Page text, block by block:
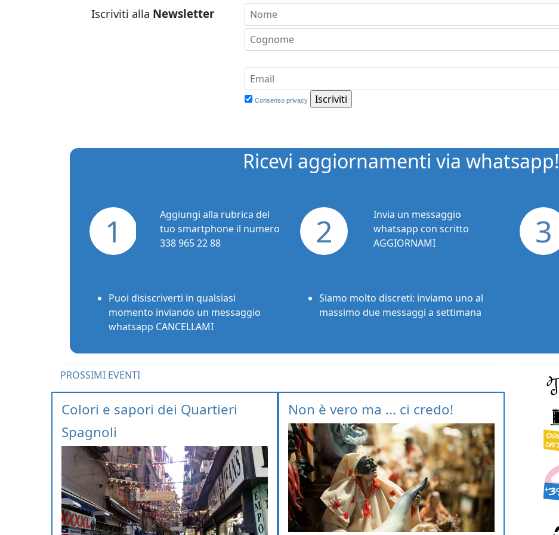
Iscriviti alla Newsletter
Consenso privacy
Ricevi aggiornamenti via whatsapp!
1
Aggiungi alla rubrica del
tuo smartphone il numero
338 965 22 88
Puoi disiscriverti in qualsiasi
momento inviando un messaggio
whatsapp CANCELLAMI
2
Invia un messaggio
whatsapp con scritto
AGGIORNAMI
Siamo molto discreti: inviamo uno al
massimo due messaggi a settimana
3
PROSSIMI EVENTI
Colori e sapori dei Quartieri
Spagnoli
Non è vero ma ... ci credo!